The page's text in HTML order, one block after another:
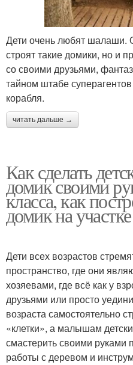
Дети очень любят шалаши.
строят такие домики, но и
со своими друзьями,
тайном штабе
корабля.
читать дальше →
Как сделать
домик своими
класса, как
домик на участке
Дети всех возрастов
пространство, где они
хозяевами, где всё как у
друзьями или просто
возраста самостоятельно
«клетки», а малышам
смастерить своими
работы с деревом и